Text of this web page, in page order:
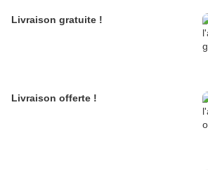
Livraison gratuite !
Livraison offerte !